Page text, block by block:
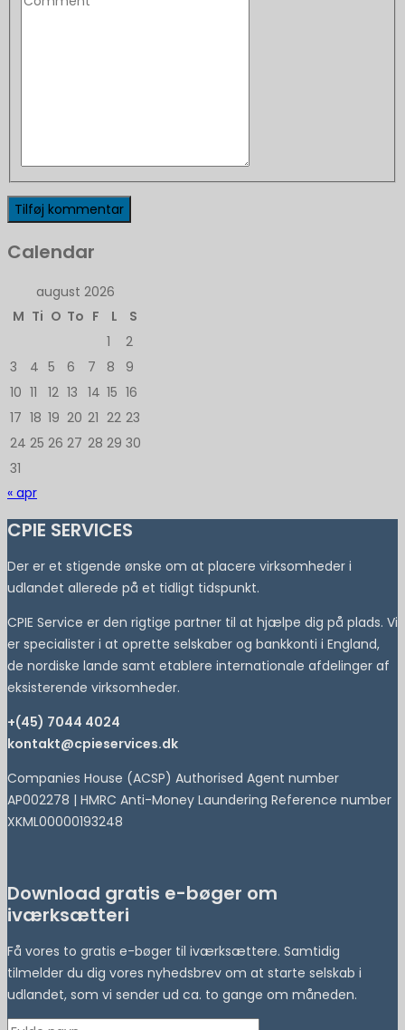
Calendar
august 2026
M Ti O To F L
S
1
2
3
4 5 6 7 8
9
10 11 12 13 14 15 16
17 18 19 20 21 22 23
24 25 26 27 28 29 30
31
« apr
CPIE SERVICES
Der er et stigende ønske om at placere virksomheder i
udlandet allerede på et tidligt tidspunkt.
CPIE Service er den rigtige partner til at hjælpe dig på plads. Vi
er specialister i at oprette selskaber og bankkonti i England,
de nordiske lande samt etablere internationale afdelinger af
eksisterende virksomheder.
+(45) 7044 4024
kontakt@cpieservices.dk
Companies House (ACSP) Authorised Agent number
AP002278 | HMRC Anti-Money Laundering Reference number
XKML00000193248
Download gratis e-bøger om
iværksætteri
Få vores to gratis e-bøger til iværksættere. Samtidig
tilmelder du dig vores nyhedsbrev om at starte selskab i
udlandet, som vi sender ud ca. to gange om måneden.